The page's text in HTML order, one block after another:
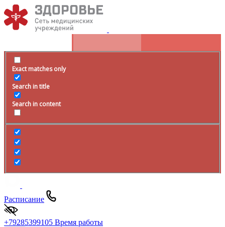
Exact matches only
Search in title
Search in content
Расписание
+79285399105 Время работы